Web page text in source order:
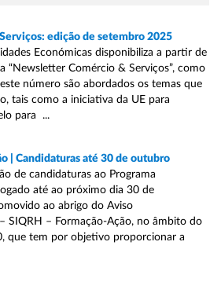
edição de setembro 2025
Económicas disponibiliza a partir de
“Newsletter Comércio & Serviços”, como
número são abordados os temas que
tais como a iniciativa da UE para
para ...
| Candidaturas até 30 de outubro
de candidaturas ao Programa
até ao próximo dia 30 de
ao abrigo do Aviso
SIQRH – Formação-Ação, no âmbito do
que tem por objetivo proporcionar a